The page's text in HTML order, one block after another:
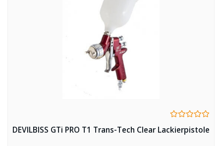
DEVILBISS GTi PRO T1 Trans-Tech Clear Lackierpistole